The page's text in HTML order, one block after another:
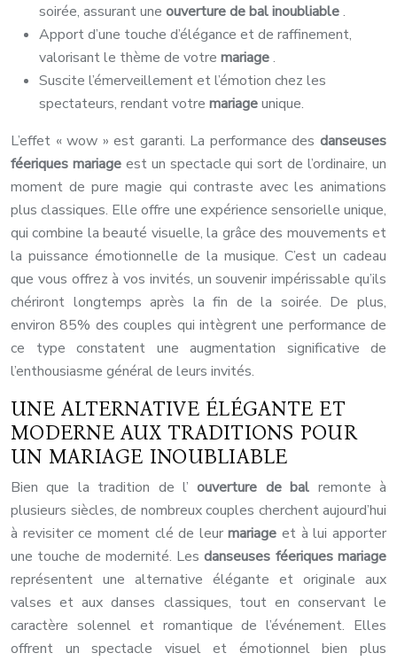
soirée, assurant une ouverture de bal inoubliable.
Apport d’une touche d’élégance et de raffinement,
valorisant le thème de votre mariage.
Suscite l’émerveillement et l’émotion chez les
spectateurs, rendant votre mariageunique.
L’effet « wow » est garanti. La performance des danseuses
féeriques mariage est un spectacle qui sort de l’ordinaire, un
moment de pure magie qui contraste avec les animations
plus classiques. Elle offre une expérience sensorielle unique,
qui combine la beauté visuelle, la grâce des mouvements et
la puissance émotionnelle de la musique. C’est un cadeau
que vous offrez à vos invités, un souvenir impérissable qu’ils
chériront longtemps après la fin de la soirée. De plus,
environ 85% des couples qui intègrent une performance de
ce type constatent une augmentation significative de
l’enthousiasme général de leurs invités.
UNE ALTERNATIVE ÉLÉGANTE ET
MODERNE AUX TRADITIONS POUR
UN MARIAGE INOUBLIABLE
Bien que la tradition de l’ouverture de bal remonte à
plusieurs siècles, de nombreux couples cherchent aujourd’hui
à revisiter ce moment clé de leurmariageet à lui apporter
une touche de modernité. Lesdanseuses féeriques mariage
représentent une alternative élégante et originale aux
valses et aux danses classiques, tout en conservant le
caractère solennel et romantique de l’événement. Elles
offrent un spectacle visuel et émotionnel bien plus